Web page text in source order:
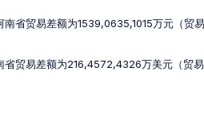
南省贸易差额为1539,0635,1015万元（
省贸易差额为216,4572,4326万美元（贸